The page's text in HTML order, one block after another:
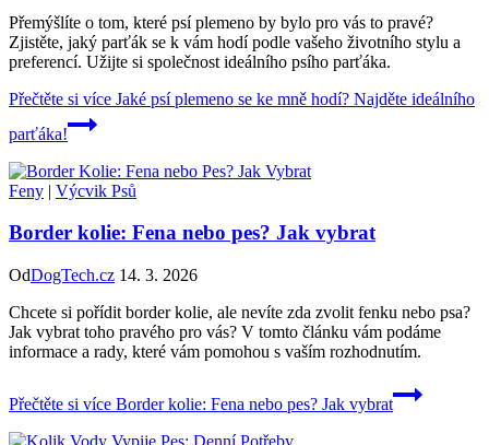
Přemýšlíte o tom, které psí plemeno by bylo pro vás to pravé?
Zjistěte, jaký parťák se k vám hodí podle vašeho životního stylu a
preferencí. Užijte si společnost ideálního psího parťáka.
Přečtěte si více Jaké psí plemeno se ke mně hodí? Najděte ideálního
parťáka!
Feny | Výcvik Psů
Border kolie: Fena nebo pes? Jak vybrat
OdDogTech.cz 14. 3. 2026
Chcete si pořídit border kolie, ale nevíte zda zvolit fenku nebo psa?
Jak vybrat toho pravého pro vás? V tomto článku vám podáme
informace a rady, které vám pomohou s vaším rozhodnutím.
Přečtěte si více Border kolie: Fena nebo pes? Jak vybrat